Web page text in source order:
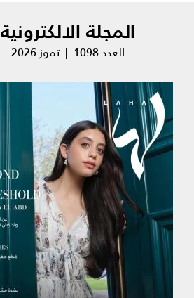
المجلة الالكترونية
العدد 1098 | تموز 2026